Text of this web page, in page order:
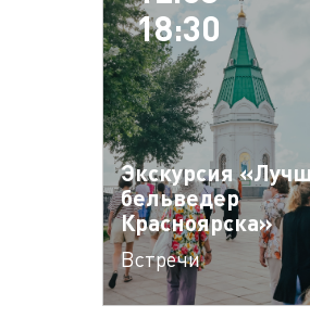
18:30
Экскурсия
бельведер
Красноярска»
Встречи